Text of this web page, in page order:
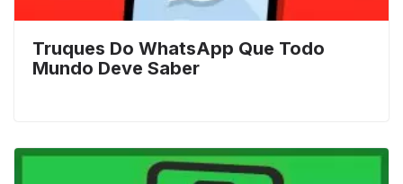
Truques Do WhatsApp Que Todo
Mundo Deve Saber